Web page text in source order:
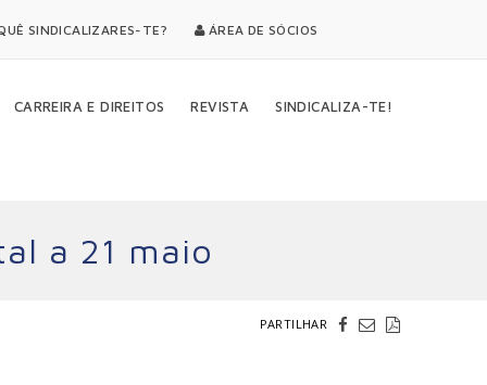
SINDICALIZARES-TE? ÁREA DE SÓCIOS
CARREIRA E DIREITOS REVISTA SINDICALIZA-TE!
a 21 maio
PARTILHAR